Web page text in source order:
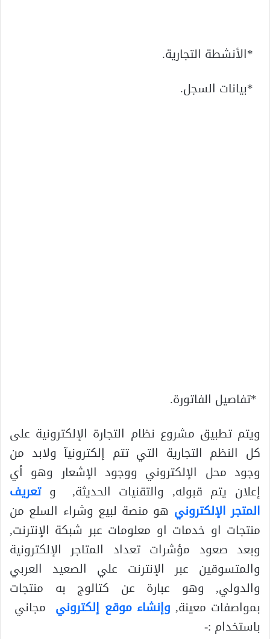
*الأنشطة التجارية.
*بيانات السجل.
*تفاصيل الفاتورة.
ويتم تطبيق مشروع نظام التجارة الإلكترونية على
كل النظم التجارية التي تتم إلكترونيآ ولابد من
وجود محل الإلكتروني ووجود الإشعار وهو أي
إعلان يتم قبوله, والتقنيات الحديثة, وتعريف
المتجر الإلكتروني هو منصة لبيع وشراء السلع من
منتجات او خدمات او معلومات عبر شبكة الإنترنت,
وبعد صعود مؤشرات تعداد المتاجر الإلكترونية
والمتسوقين عبر الإنترنت علي الصعيد العربي
والدولي, وهو عبارة عن كتالوج به منتجات
بمواصفات معينة, وإنشاء موقع إلكتروني مجاني
باستخدام :-